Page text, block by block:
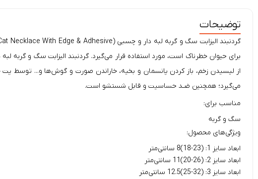
توضیحات
گردنبند الیزابت سگ و گربه لبه دار و چسبی (Elizabeth Dog & Cat Necklace With Edge & Adhesive)
از لیسیدن زخم، باز کردن پانسمان‌ و بخیه، خاراندن صورت و گوش‌ها و... توسط پت
می‌گیرد؛ همچنین ﺿـﺪ ﺣﺴﺎﺳﯿﺖ و ﻗﺎﺑﻞ ﺷﺴﺘﺸﻮ است.
مناسب برای:
سگ و گربه
ویژگی‌های محصول:
ابعاد سایز 1: (23-18)8 سانتی‌متر
ابعاد سایز 2: (26-20)11 سانتی‌متر
ابعاد سایز 3: (32-25)12.5 سانتی‌متر